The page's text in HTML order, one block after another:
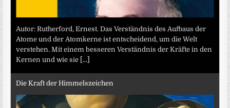
Autor: Rutherford, Ernest. Das Verständnis des Aufbaus der
Atome und der Atomkerne ist entscheidend, um die Welt
verstehen. Mit einem besseren Verständnis der Kräfte in den
Kernen und wie sie [...]
Die Kraft der Himmelszeichen